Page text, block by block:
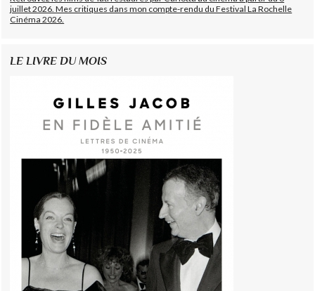
juillet 2026. Mes critiques dans mon compte-rendu du Festival La Rochelle
Cinéma 2026.
LE LIVRE DU MOIS